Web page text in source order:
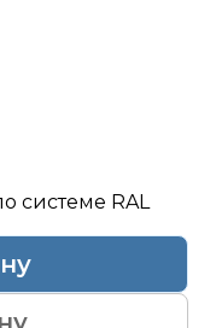
системе RAL